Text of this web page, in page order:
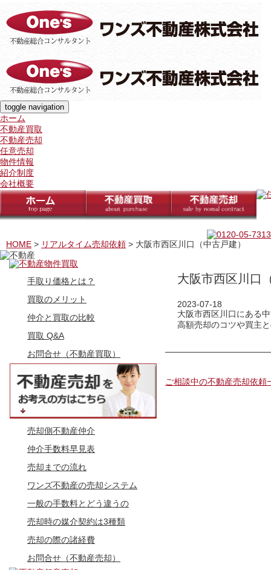
toggle navigation
ホーム
不動産買取
不動産売却
任意売却
物件情報
紹介制度
会社概要
HOME > リアルタイム売却依頼 > 大阪市西区川口（中古戸建）
手取り価格とは？
買取のメリット
仲介と買取の比較
買取 Q&A
お問合せ（不動産買取）
売却側不動産仲介
仲介手数料早見表
売却までの流れ
ワンズ不動産の売却システム
一般の手数料とどう違うの
売却時の媒介契約は3種類
売却の際の諸経費
お問合せ（不動産売却）
大阪市西区川口
2023-07-18
大阪市西区川口にある
高額売却のコツや買主
ご相談中の不動産売却依頼